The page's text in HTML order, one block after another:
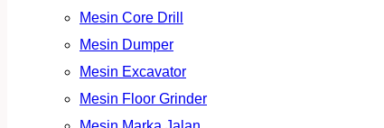
Mesin Core Drill
Mesin Dumper
Mesin Excavator
Mesin Floor Grinder